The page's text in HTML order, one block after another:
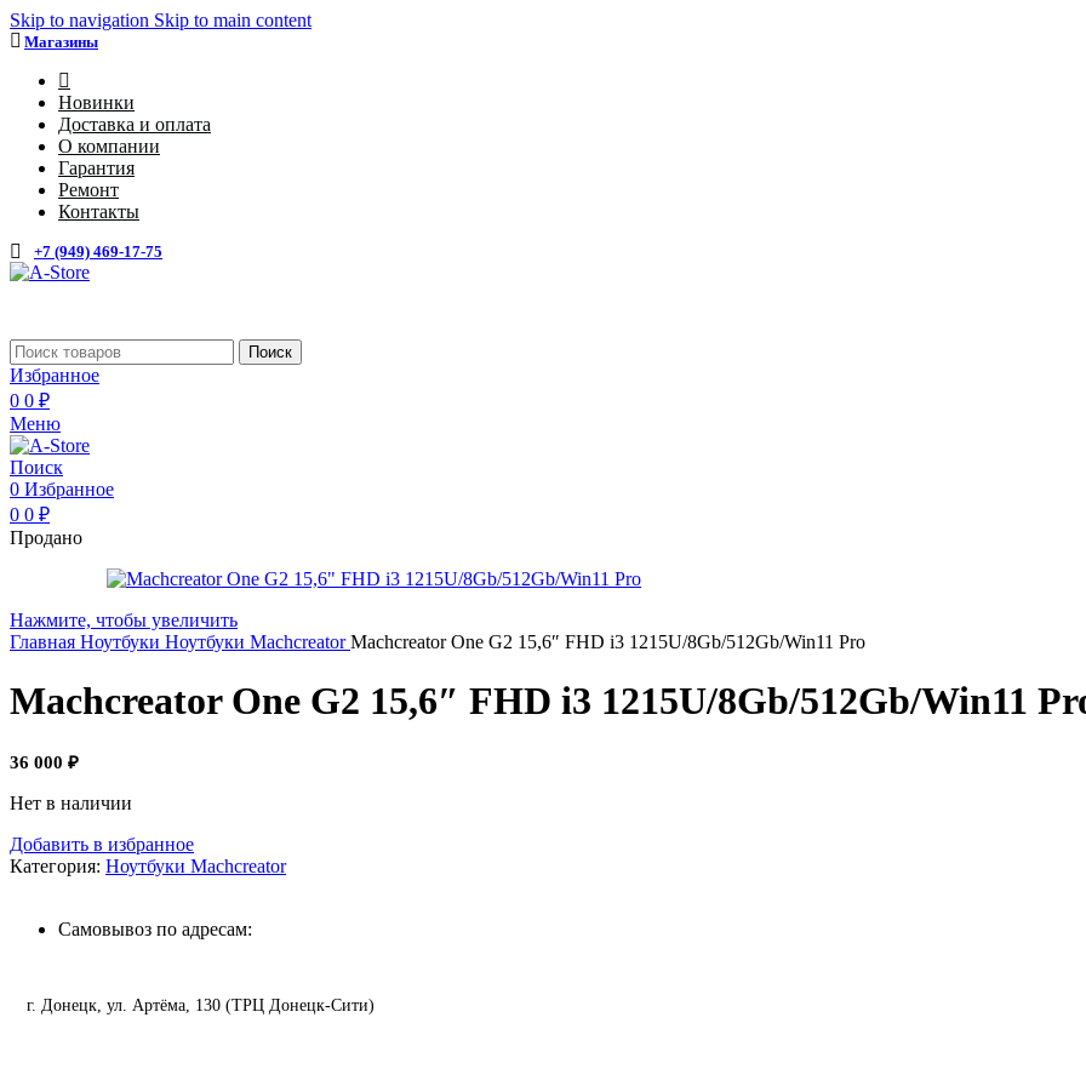
Skip to navigation Skip to main content
Магазины
Новинки
Доставка и оплата
О компании
Гарантия
Ремонт
Контакты
+7 (949) 469-17-75
Поиск
Избранное
0 0 ₽
Меню
Поиск
0 Избранное
0 0 ₽
Продано
Нажмите, чтобы увеличить
Главная Ноутбуки Ноутбуки MachcreatorMachcreator One G2 15,6″ FHD i3 1215U/8Gb/512Gb/Win11 Pro
Machcreator One G2 15,6″ FHD i3 1215U/8Gb/512Gb/Win11
36 000 ₽
Нет в наличии
Добавить в избранное
Категория: Ноутбуки Machcreator
Самовывоз по адресам:
г. Донецк, ул. Артёма, 130 (ТРЦ Донецк-Сити)